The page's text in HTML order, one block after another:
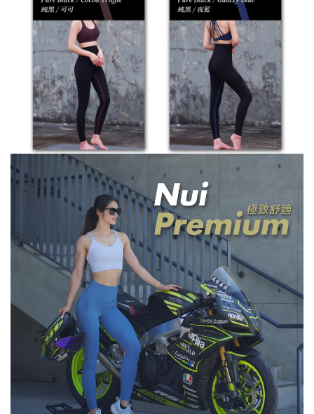
※ 還是不確定自己適合什麼尺寸嗎？歡迎詢問客服